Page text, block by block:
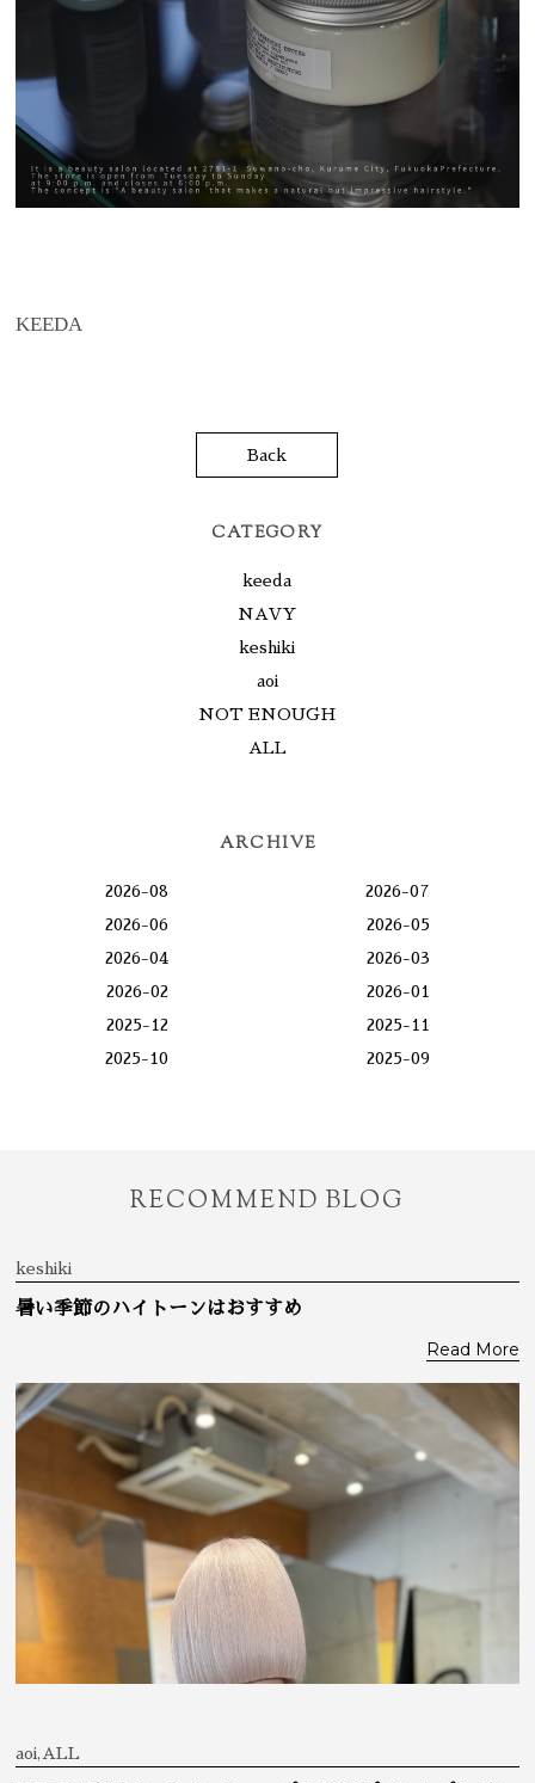
KEEDA
Back
CATEGORY
keeda
NAVY
keshiki
aoi
NOT ENOUGH
ALL
ARCHIVE
2026-08
2026-07
2026-06
2026-05
2026-04
2026-03
2026-02
2026-01
2025-12
2025-11
2025-10
2025-09
RECOMMEND BLOG
keshiki
暑い季節のハイトーンはおすすめ
Read More
aoi,ALL